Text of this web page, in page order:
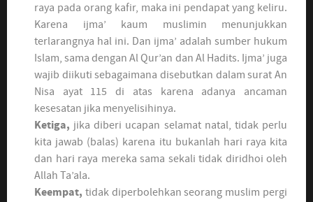
raya pada orang kafir, maka ini pendapat yang keliru.
Karena ijma’ kaum muslimin menunjukkan
terlarangnya hal ini. Dan ijma’ adalah sumber hukum
Islam, sama dengan Al Qur’an dan Al Hadits. Ijma’ juga
wajib diikuti sebagaimana disebutkan dalam surat An
Nisa ayat 115 di atas karena adanya ancaman
kesesatan jika menyelisihinya.
Ketiga, jika diberi ucapan selamat natal, tidak perlu
kita jawab (balas) karena itu bukanlah hari raya kita
dan hari raya mereka sama sekali tidak diridhoi oleh
Allah Ta’ala.
Keempat, tidak diperbolehkan seorang muslim pergi